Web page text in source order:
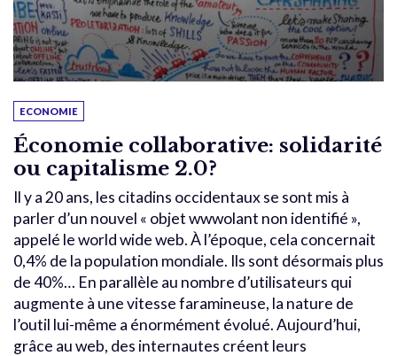
ECONOMIE
Économie collaborative: solidarité
ou capitalisme 2.0?
Il y a 20 ans, les citadins occidentaux se sont mis à
parler d’un nouvel « objet wwwolant non identifié »,
appelé le world wide web. À l’époque, cela concernait
0,4% de la population mondiale. Ils sont désormais plus
de 40%… En parallèle au nombre d’utilisateurs qui
augmente à une vitesse faramineuse, la nature de
l’outil lui-même a énormément évolué. Aujourd’hui,
grâce au web, des internautes créent leurs